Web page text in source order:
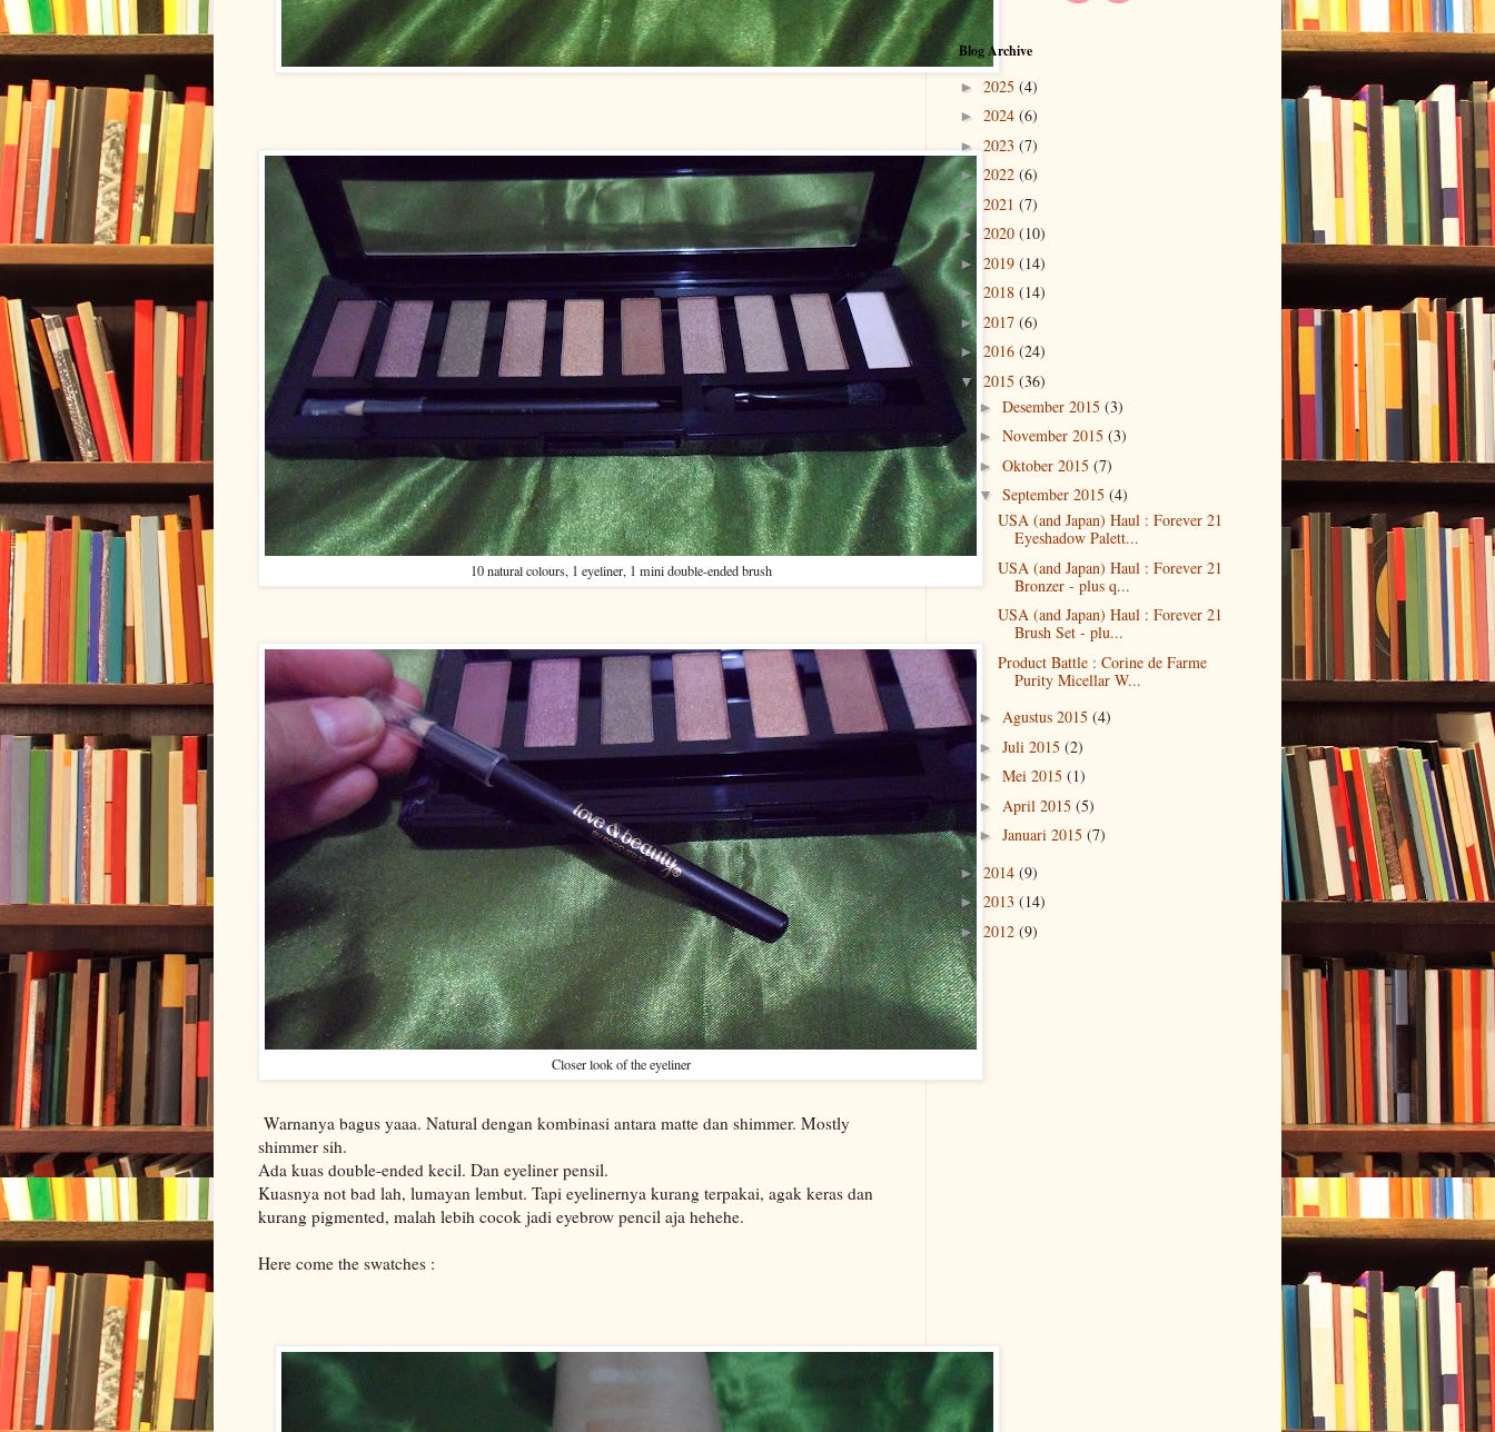
10 natural colours, 1 eyeliner, 1 mini double-ended brush
Closer look of the eyeliner
Warnanya bagus yaaa. Natural dengan kombinasi antara matte dan shimmer. Mostly
shimmer sih.
Ada kuas double-ended kecil. Dan eyeliner pensil.
Kuasnya not bad lah, lumayan lembut. Tapi eyelinernya kurang terpakai, agak keras dan
kurang pigmented, malah lebih cocok jadi eyebrow pencil aja hehehe.
Here come the swatches :
Blog Archive
► 2025 (4)
► 2024 (6)
► 2023 (7)
► 2022 (6)
► 2021 (7)
► 2020 (10)
► 2019 (14)
► 2018 (14)
► 2017 (6)
► 2016 (24)
▼ 2015 (36)
► Desember 2015 (3)
► November 2015 (3)
► Oktober 2015 (7)
▼ September 2015 (4)
USA (and Japan) Haul : Forever 21
Eyeshadow Palett...
USA (and Japan) Haul : Forever 21
Bronzer - plus q...
USA (and Japan) Haul : Forever 21
Brush Set - plu...
Product Battle : Corine de Farme
Purity Micellar W...
► Agustus 2015 (4)
► Juli 2015 (2)
► Mei 2015 (1)
► April 2015 (5)
► Januari 2015 (7)
► 2014 (9)
► 2013 (14)
► 2012 (9)